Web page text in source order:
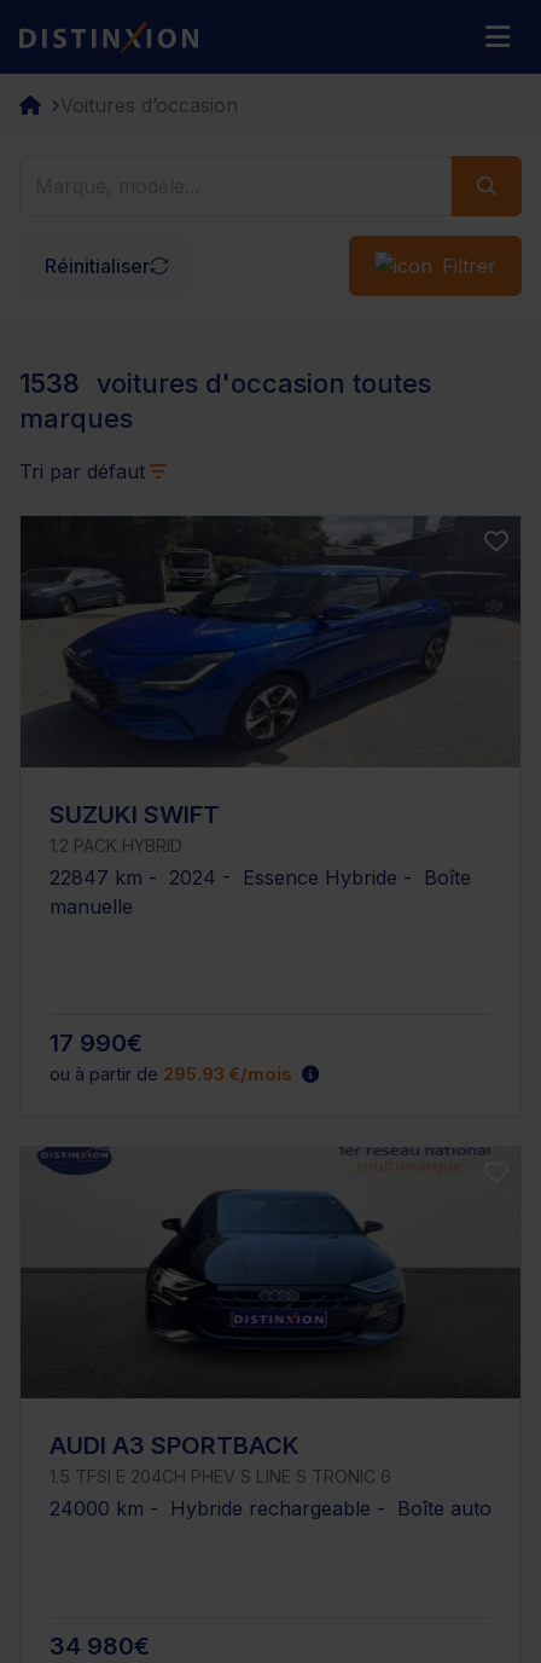
Distinxion
Voitures d’occasion
Réinitialiser Filtrer
1538
voitures d'occasion toutes
marques
Tri par défaut
SUZUKI SWIFT
1.2 PACK HYBRID
22847 km - 2024 - Essence Hybride - Boîte
manuelle
17 990€
ou à partir de 295.93 €/mois
AUDI A3 SPORTBACK
1.5 TFSI E 204CH PHEV S LINE S TRONIC 6
24000 km - Hybride rechargeable - Boîte auto
34 980€